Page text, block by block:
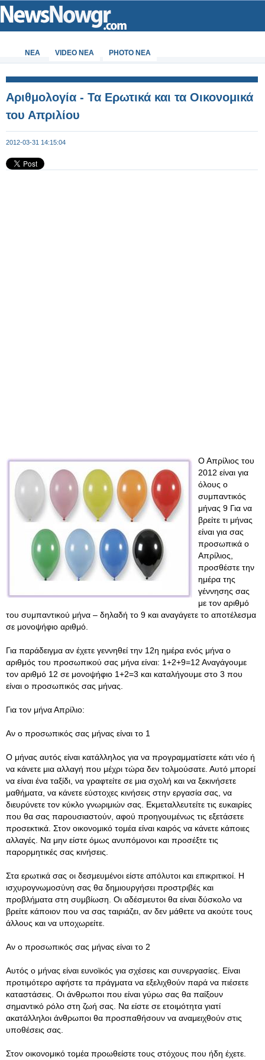
ΝΕΑ VIDEO NEA PHOTO NEA
Αριθμολογία - Τα Ερωτικά και τα Οικονομικά
του Απριλίου
2012-03-31 14:15:04
Ο Απρίλιος του
2012 είναι για
όλους ο
συμπαντικός
μήνας 9 Για να
βρείτε τι μήνας
είναι για σας
προσωπικά ο
Απρίλιος,
προσθέστε την
ημέρα της
γέννησης σας
με τον αριθμό
του συμπαντικού μήνα – δηλαδή το 9 και αναγάγετε το αποτέλεσμα
σε μονοψήφιο αριθμό.
Για παράδειγμα αν έχετε γεννηθεί την 12η ημέρα ενός μήνα ο
αριθμός του προσωπικού σας μήνα είναι: 1+2+9=12 Αναγάγουμε
τον αριθμό 12 σε μονοψήφιο 1+2=3 και καταλήγουμε στο 3 που
είναι ο προσωπικός σας μήνας.
Για τον μήνα Απρίλιο:
Αν ο προσωπικός σας μήνας είναι το 1
O μήνας αυτός είναι κατάλληλος για να προγραμματίσετε κάτι νέο ή
να κάνετε μια αλλαγή που μέχρι τώρα δεν τολμούσατε. Αυτό μπορεί
να είναι ένα ταξίδι, να γραφτείτε σε μια σχολή και να ξεκινήσετε
μαθήματα, να κάνετε εύστοχες κινήσεις στην εργασία σας, να
διευρύνετε τον κύκλο γνωριμιών σας. Εκμεταλλευτείτε τις ευκαιρίες
που θα σας παρουσιαστούν, αφού προηγουμένως τις εξετάσετε
προσεκτικά. Στον οικονομικό τομέα είναι καιρός να κάνετε κάποιες
αλλαγές. Να μην είστε όμως ανυπόμονοι και προσέξτε τις
παρορμητικές σας κινήσεις.
Στα ερωτικά σας οι δεσμευμένοι είστε απόλυτοι και επικριτικοί. Η
ισχυρογνωμοσύνη σας θα δημιουργήσει προστριβές και
προβλήματα στη συμβίωση. Οι αδέσμευτοι θα είναι δύσκολο να
βρείτε κάποιον που να σας ταιριάζει, αν δεν μάθετε να ακούτε τους
άλλους και να υποχωρείτε.
Αν ο προσωπικός σας μήνας είναι το 2
Αυτός ο μήνας είναι ευνοϊκός για σχέσεις και συνεργασίες. Είναι
προτιμότερο αφήστε τα πράγματα να εξελιχθούν παρά να πιέσετε
καταστάσεις. Οι άνθρωποι που είναι γύρω σας θα παίξουν
σημαντικό ρόλο στη ζωή σας. Να είστε σε ετοιμότητα γιατί
ακατάλληλοι άνθρωποι θα προσπαθήσουν να αναμειχθούν στις
υποθέσεις σας.
Στον οικονομικό τομέα προωθείστε τους στόχους που ήδη έχετε.